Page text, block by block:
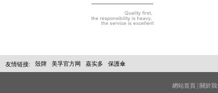
友情链接: 殼牌 美孚官方网 嘉实多 保護傘
網站首頁 |
關於